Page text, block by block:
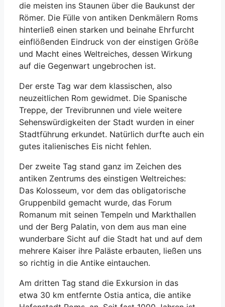
die meisten ins Staunen über die Baukunst der
Römer. Die Fülle von antiken Denkmälern Roms
hinterließ einen starken und beinahe Ehrfurcht
einflößenden Eindruck von der einstigen Größe
und Macht eines Weltreiches, dessen Wirkung
auf die Gegenwart ungebrochen ist.
Der erste Tag war dem klassischen, also
neuzeitlichen Rom gewidmet. Die Spanische
Treppe, der Trevibrunnen und viele weitere
Sehenswürdigkeiten der Stadt wurden in einer
Stadtführung erkundet. Natürlich durfte auch ein
gutes italienisches Eis nicht fehlen.
Der zweite Tag stand ganz im Zeichen des
antiken Zentrums des einstigen Weltreiches:
Das Kolosseum, vor dem das obligatorische
Gruppenbild gemacht wurde, das Forum
Romanum mit seinen Tempeln und Markthallen
und der Berg Palatin, von dem aus man eine
wunderbare Sicht auf die Stadt hat und auf dem
mehrere Kaiser ihre Paläste erbauten, ließen uns
so richtig in die Antike eintauchen.
Am dritten Tag stand die Exkursion in das
etwa 30 km entfernte Ostia antica, die antike